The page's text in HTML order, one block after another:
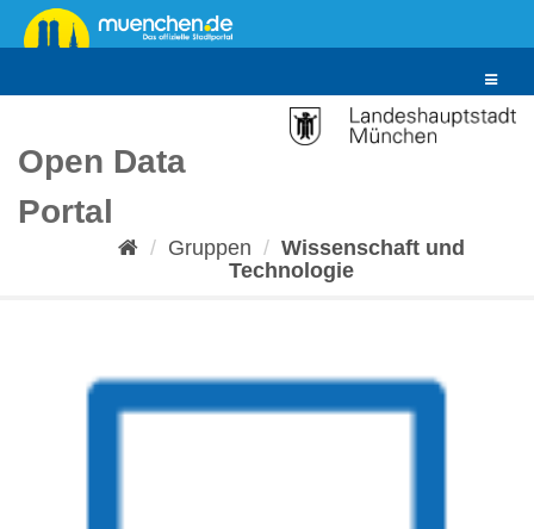
Überspringen
zum
Toggle
Open Data
Portal
Gruppen
Wissenschaft und
Technologie